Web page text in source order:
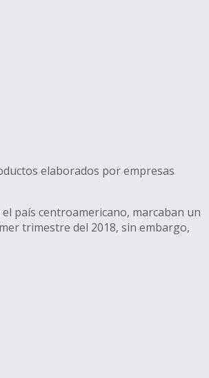
elaborados por empresas
país centroamericano, marcaban un
trimestre del 2018, sin embargo,